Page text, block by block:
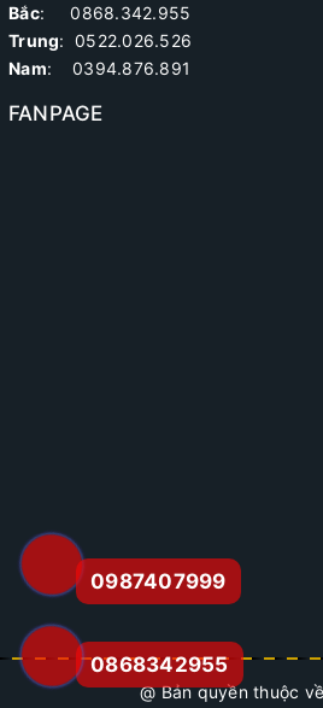
Bắc: 0868.342.955
Trung: 0522.026.526
Nam: 0394.876.891
FANPAGE
@ Bản quyền thuộc
0868342955
0987407999